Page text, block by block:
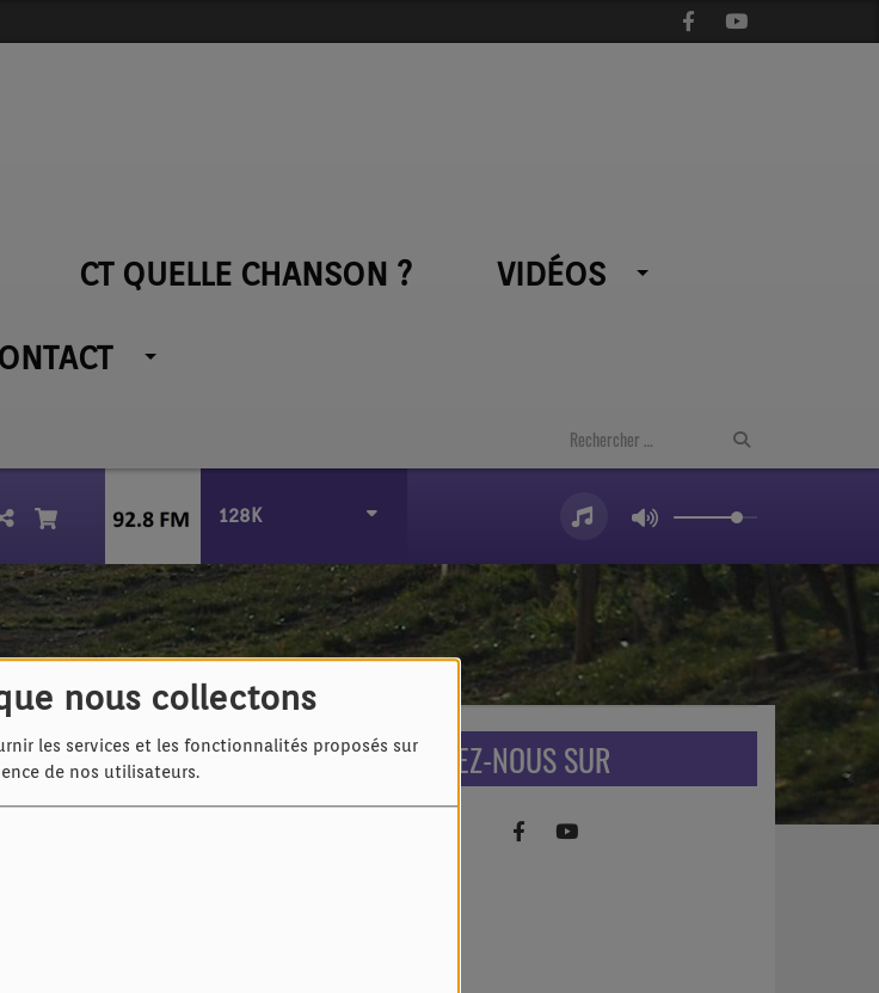
nous collectons
les services et les fonctionnalités proposés sur
de nos utilisateurs.
CT QUELLE CHANSON ? VIDÉOS
128K
RETROUVEZ-NOUS SUR